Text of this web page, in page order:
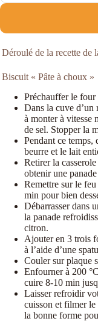
Votre adresse e-mail
Déroulé de la recette de
Biscuit « Pâte à choux »
Préchauffer le four
Dans la cuve d’un
à monter à vitesse
de sel. Stopper la
Pendant ce temps,
beurre et le lait
Retirer la
obtenir une
Remettre sur le
min pour bien
Débarrasser dans
la panade
citron.
Ajouter en 3 trois
à l’aide d’une
Couler sur plaque
Enfourner à 200
cuire 8-10 min
Laisser refroidir
cuisson et filmer le
la bonne forme